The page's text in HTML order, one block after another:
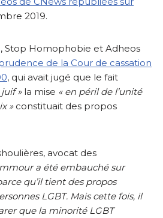
2019.
Stop Homophobie et Adheos
de la Cour de cassation
, qui avait jugé que le fait
»la mise « en péril de l’unité
»constituait des propos
avocat des
a été embauché sur
qu’il tient des propos
LGBT. Mais cette fois, il
que la minorité LGBT